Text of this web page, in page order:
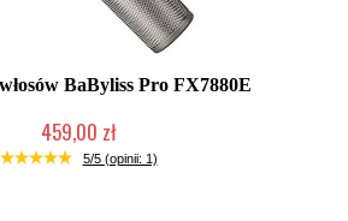
BaByliss Pro FX7880E
459,00 zł
Mała ilość (wysyłka w 24h)
5/5 (opinii: 1)